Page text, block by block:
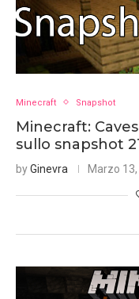
Minecraft Snapshot
Minecraft:
sullo snapshot
byGinevra Marzo 13,